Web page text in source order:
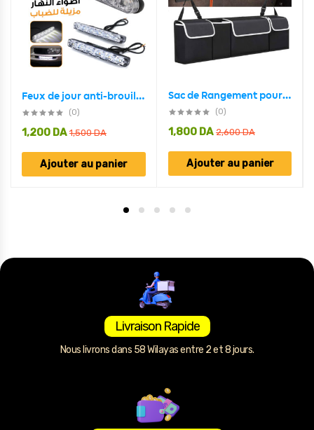
Feux de jour anti-brouillard Standard pour voiture 2 pcs ,10 led
(0)
1,500DA
1,200 DA
Ajouter au panier
Sac de Rangement pour Siège arrière Voiture Standard
(0)
2,600DA
1,800 DA
Ajouter au panier
Livraison Rapide
Nous livrons dans 58 Wilayas entre 2 et 8 jours.